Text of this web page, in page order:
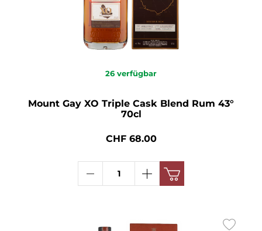
26 verfügbar
Mount Gay XO Triple Cask Blend Rum 43°
70cl
CHF 68.00